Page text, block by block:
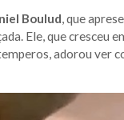
Boulud, que
Ele, que cresceu
adorou ver